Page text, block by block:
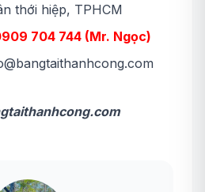
thới hiệp, TPHCM
704 744 (Mr. Ngọc)